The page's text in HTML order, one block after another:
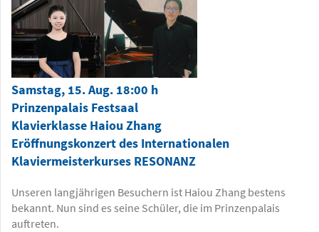
Samstag, 15. Aug. 18:00 h
Prinzenpalais Festsaal
Klavierklasse Haiou Zhang
Eröffnungskonzert des Internationalen
Klaviermeisterkurses RESONANZ
Unseren langjährigen Besuchern ist Haiou Zhang bestens
bekannt. Nun sind es seine Schüler, die im Prinzenpalais
auftreten.